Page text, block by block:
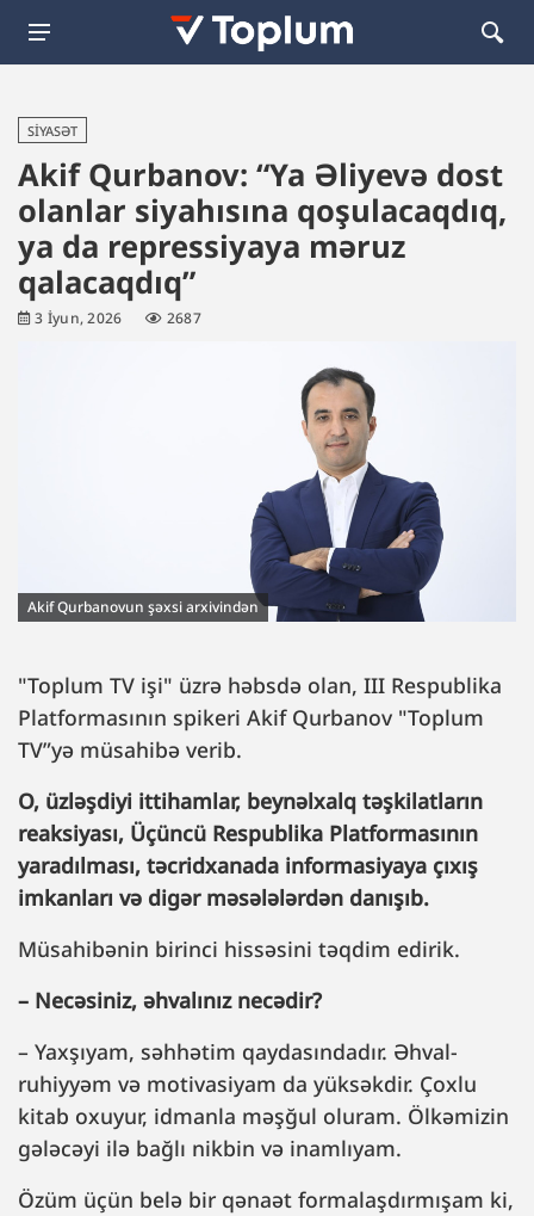
SIYASƏT
Akif Qurbanov: “Ya Əliyevə dost
olanlar siyahısına qoşulacaqdıq,
ya da repressiyaya məruz
qalacaqdıq”
3 İyun, 2026 2687
Akif Qurbanovun şəxsi arxivindən
"Toplum TV işi" üzrə həbsdə olan, III Respublika
Platformasının spikeri Akif Qurbanov "Toplum
TV”yə müsahibə verib.
O, üzləşdiyi ittihamlar, beynəlxalq təşkilatların
reaksiyası, Üçüncü Respublika Platformasının
yaradılması, təcridxanada informasiyaya çıxış
imkanları və digər məsələlərdən danışıb.
Müsahibənin birinci hissəsini təqdim edirik.
– Necəsiniz, əhvalınız necədir?
– Yaxşıyam, səhhətim qaydasındadır. Əhval-
ruhiyyəm və motivasiyam da yüksəkdir. Çoxlu
kitab oxuyur, idmanla məşğul oluram. Ölkəmizin
gələcəyi ilə bağlı nikbin və inamlıyam.
Özüm üçün belə bir qənaət formalaşdırmışam ki,